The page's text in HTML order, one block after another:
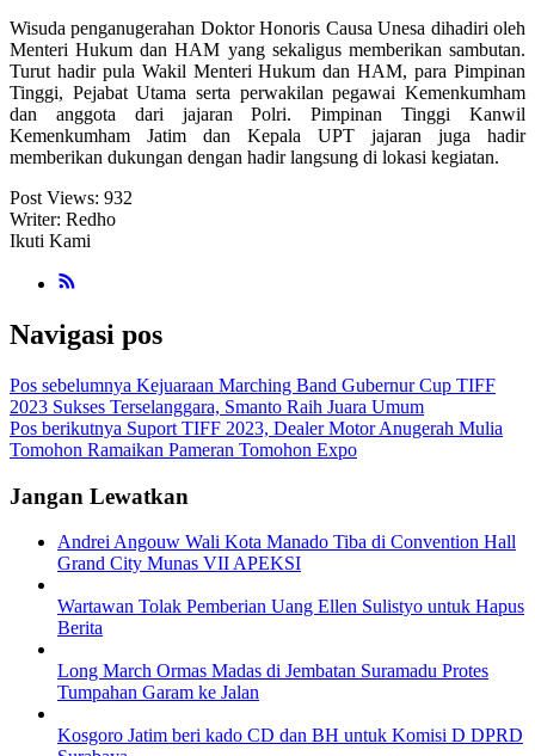
Wisuda penganugerahan Doktor Honoris Causa Unesa dihadiri oleh
Menteri Hukum dan HAM yang sekaligus memberikan sambutan.
Turut hadir pula Wakil Menteri Hukum dan HAM, para Pimpinan
Tinggi, Pejabat Utama serta perwakilan pegawai Kemenkumham
dan anggota dari jajaran Polri. Pimpinan Tinggi Kanwil
Kemenkumham Jatim dan Kepala UPT jajaran juga hadir
memberikan dukungan dengan hadir langsung di lokasi kegiatan.
Post Views: 932
Writer: Redho
Ikuti Kami
Navigasi pos
Pos sebelumnya Kejuaraan Marching Band Gubernur Cup TIFF
2023 Sukses Terselanggara, Smanto Raih Juara Umum
Pos berikutnya Suport TIFF 2023, Dealer Motor Anugerah Mulia
Tomohon Ramaikan Pameran Tomohon Expo
Jangan Lewatkan
Andrei Angouw Wali Kota Manado Tiba di Convention Hall
Grand City Munas VII APEKSI
Wartawan Tolak Pemberian Uang Ellen Sulistyo untuk Hapus
Berita
Long March Ormas Madas di Jembatan Suramadu Protes
Tumpahan Garam ke Jalan
Kosgoro Jatim beri kado CD dan BH untuk Komisi D DPRD